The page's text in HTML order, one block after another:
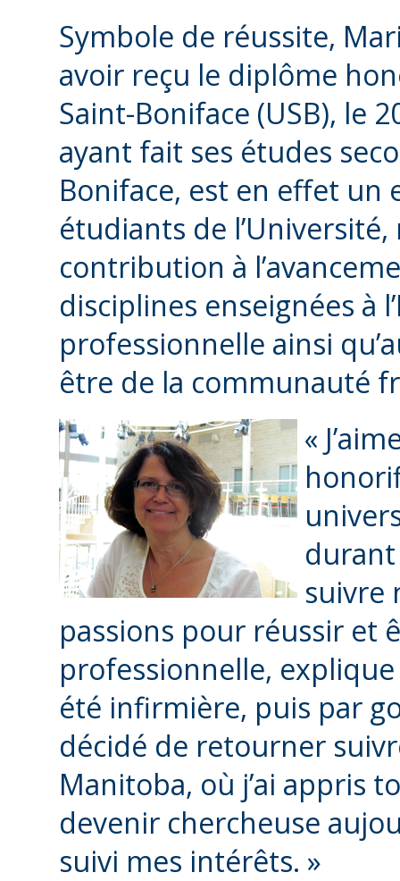
Symbole de réussite,
avoir reçu le diplôme
Saint-Boniface (USB), le
ayant fait ses études
Boniface, est en effet un
étudiants de
contribution à
disciplines enseignées à
professionnelle ainsi
être de la communauté
«
suivre
passions pour réussir et
professionnelle, explique
été infirmière, puis par
décidé de retourner
Manitoba, où j’ai appris
devenir chercheuse
suivi mes intérêts. »